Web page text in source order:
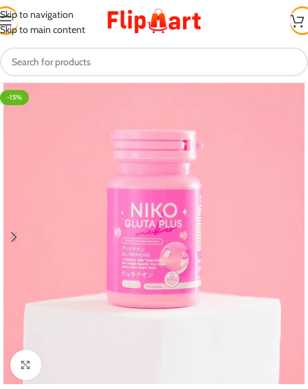
Skip to navigation
Skip to main content
-15%
Click to enlarge